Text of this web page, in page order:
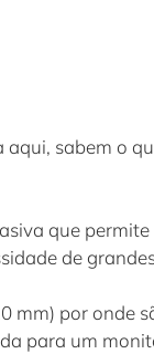
aqui, sabem o
que
de
mm) por onde
para um